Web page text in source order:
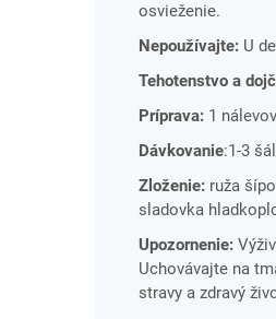
osvieženie.
Nepoužívajte: U
Tehotenstvo a
Príprava: 1
Dávkovanie:1-3
Zloženie: ruža
sladovka
Upozornenie:
Uchovávajte na
stravy a zdravý